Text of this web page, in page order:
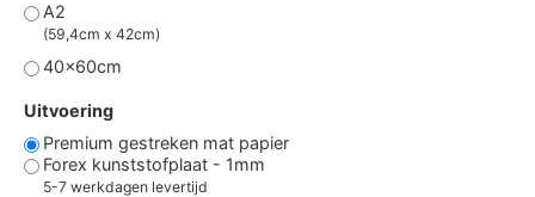
A2
(59,4cm x 42cm)
40x60cm
Uitvoering
Premium gestreken mat papier
Forex kunststofplaat - 1mm
5-7 werkdagen levertijd